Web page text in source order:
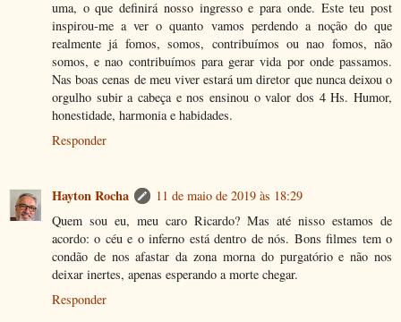
uma, o que definirá nosso ingresso e para onde. Este teu post
inspirou-me a ver o quanto vamos perdendo a noção do que
realmente já fomos, somos, contribuímos ou nao fomos, não
somos, e nao contribuímos para gerar vida por onde passamos.
Nas boas cenas de meu viver estará um diretor que nunca deixou o
orgulho subir a cabeça e nos ensinou o valor dos 4 Hs. Humor,
honestidade, harmonia e habidades.
Responder
Hayton Rocha
11 de maio de 2019 às 18:29
Quem sou eu, meu caro Ricardo? Mas até nisso estamos de
acordo: o céu e o inferno está dentro de nós. Bons filmes tem o
condão de nos afastar da zona morna do purgatório e não nos
deixar inertes, apenas esperando a morte chegar.
Responder